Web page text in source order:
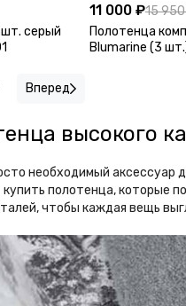
серый
11 000 ₽15
Полотенца
Blumarine (3
Вперед
высокого
необходимый аксессуар
купить полотенца,
чтобы каждая вещь